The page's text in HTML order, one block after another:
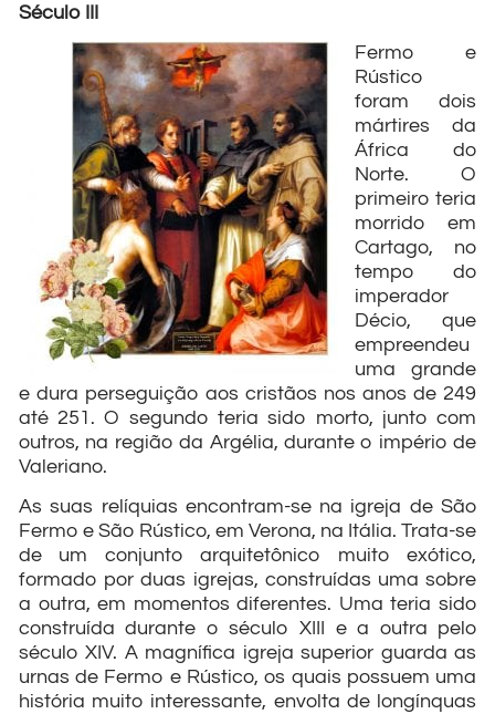
Século III
Fermo e
Rústico
foram dois
mártires da
África do
Norte. O
primeiro teria
morrido em
Cartago, no
tempo do
imperador
Décio, que
empreendeu
uma grande
e dura perseguição aos cristãos nos anos de 249
até 251. O segundo teria sido morto, junto com
outros, na região da Argélia, durante o império de
Valeriano.
As suas relíquias encontram-se na igreja de São
Fermo e São Rústico, em Verona, na Itália. Trata-se
de um conjunto arquitetônico muito exótico,
formado por duas igrejas, construídas uma sobre
a outra, em momentos diferentes. Uma teria sido
construída durante o século XIII e a outra pelo
século XIV. A magnífica igreja superior guarda as
urnas de Fermo e Rústico, os quais possuem uma
história muito interessante, envolta de longínquas